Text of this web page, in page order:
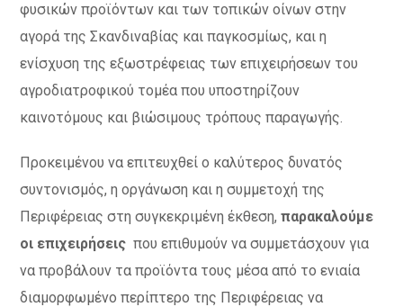
φυσικών προϊόντων και των τοπικών οίνων στην
αγορά της Σκανδιναβίας και παγκοσμίως, και η
ενίσχυση της εξωστρέφειας των επιχειρήσεων του
αγροδιατροφικού τομέα που υποστηρίζουν
καινοτόμους και βιώσιμους τρόπους παραγωγής.
Προκειμένου να επιτευχθεί ο καλύτερος δυνατός
συντονισμός, η οργάνωση και η συμμετοχή της
Περιφέρειας στη συγκεκριμένη έκθεση,παρακαλούμε
οι επιχειρήσειςπου επιθυμούν να συμμετάσχουν για
να προβάλουν τα προϊόντα τους μέσα από το ενιαία
διαμορφωμένο περίπτερο της Περιφέρειας να